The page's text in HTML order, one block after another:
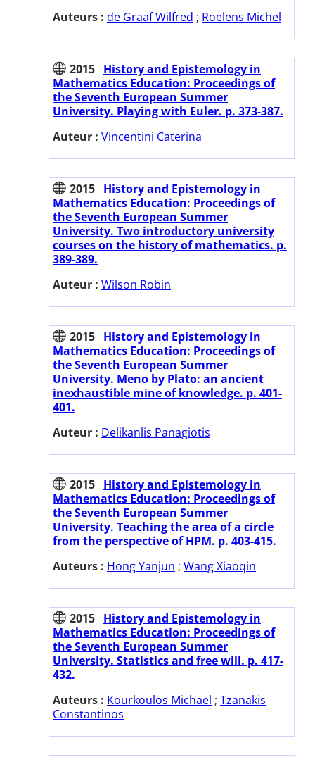
Auteurs : de Graaf Wilfred ; Roelens Michel
2015 History and Epistemology in
Mathematics Education: Proceedings of
the Seventh European Summer
University. Playing with Euler. p. 373-387.
Auteur : Vincentini Caterina
2015 History and Epistemology in
Mathematics Education: Proceedings of
the Seventh European Summer
University. Two introductory university
courses on the history of mathematics. p.
389-389.
Auteur : Wilson Robin
2015 History and Epistemology in
Mathematics Education: Proceedings of
the Seventh European Summer
University. Meno by Plato: an ancient
inexhaustible mine of knowledge. p. 401-
401.
Auteur : Delikanlis Panagiotis
2015 History and Epistemology in
Mathematics Education: Proceedings of
the Seventh European Summer
University. Teaching the area of a circle
from the perspective of HPM. p. 403-415.
Auteurs : Hong Yanjun ; Wang Xiaoqin
2015 History and Epistemology in
Mathematics Education: Proceedings of
the Seventh European Summer
University. Statistics and free will. p. 417-
432.
Auteurs : Kourkoulos Michael ; Tzanakis
Constantinos